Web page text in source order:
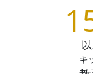
キ